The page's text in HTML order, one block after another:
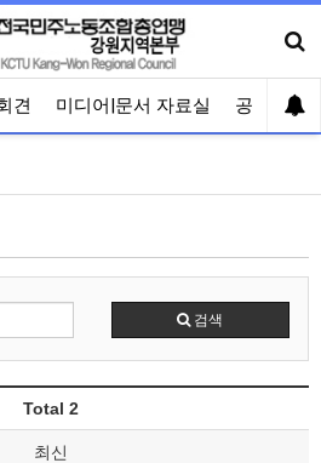
견 미디어|문서 자료실 공유게시
검색
Total 2
최신